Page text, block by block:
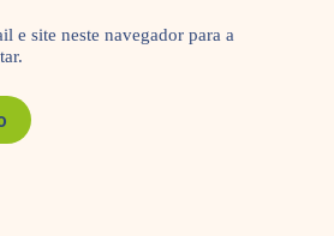
e site neste navegador para a